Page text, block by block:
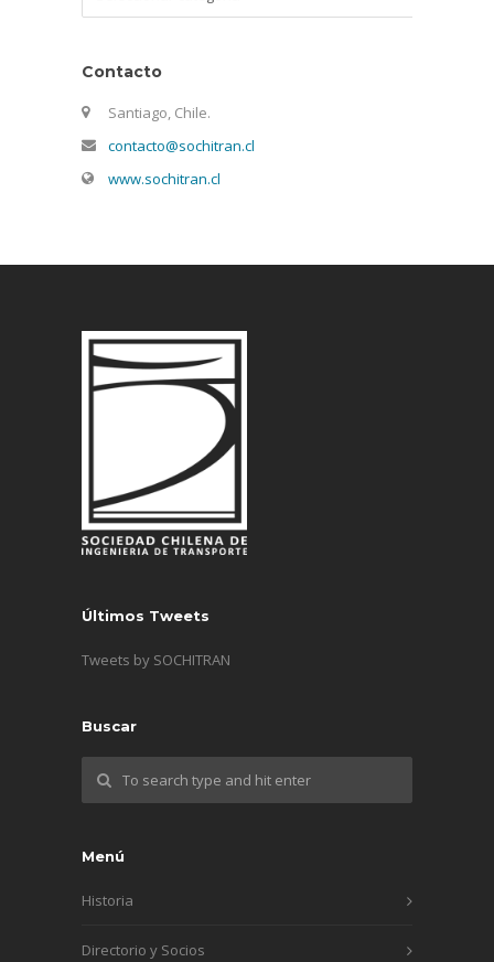
Contacto
Santiago, Chile.
contacto@sochitran.cl
www.sochitran.cl
Últimos Tweets
Tweets by SOCHITRAN
Buscar
Menú
Historia
Directorio y Socios